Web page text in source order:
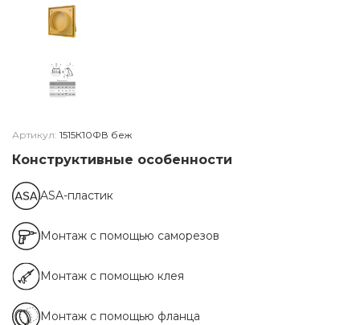
Артикул: 1515К10ФВ беж
Конструктивные особенности
ASA-пластик
Монтаж с помощью саморезов
Монтаж с помощью клея
Монтаж с помощью фланца